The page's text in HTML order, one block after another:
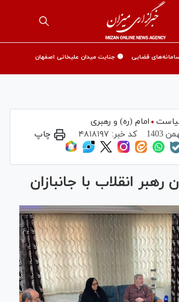
قضایی 🟡 جنایت میدان علیخانی اصفهان
امام (ره) و رهبری
کد خبر: ۴۸۱۸۱۹۷ چاپ
رهبر انقلاب با جانبازان